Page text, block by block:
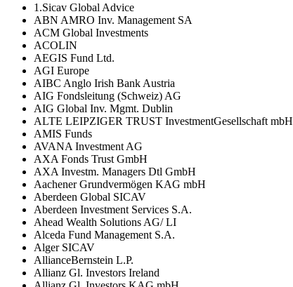
1.Sicav Global Advice
ABN AMRO Inv. Management SA
ACM Global Investments
ACOLIN
AEGIS Fund Ltd.
AGI Europe
AIBC Anglo Irish Bank Austria
AIG Fondsleitung (Schweiz) AG
AIG Global Inv. Mgmt. Dublin
ALTE LEIPZIGER TRUST InvestmentGesellschaft mbH
AMIS Funds
AVANA Investment AG
AXA Fonds Trust GmbH
AXA Investm. Managers Dtl GmbH
Aachener Grundvermögen KAG mbH
Aberdeen Global SICAV
Aberdeen Investment Services S.A.
Ahead Wealth Solutions AG/ LI
Alceda Fund Management S.A.
Alger SICAV
AllianceBernstein L.P.
Allianz Gl. Investors Ireland